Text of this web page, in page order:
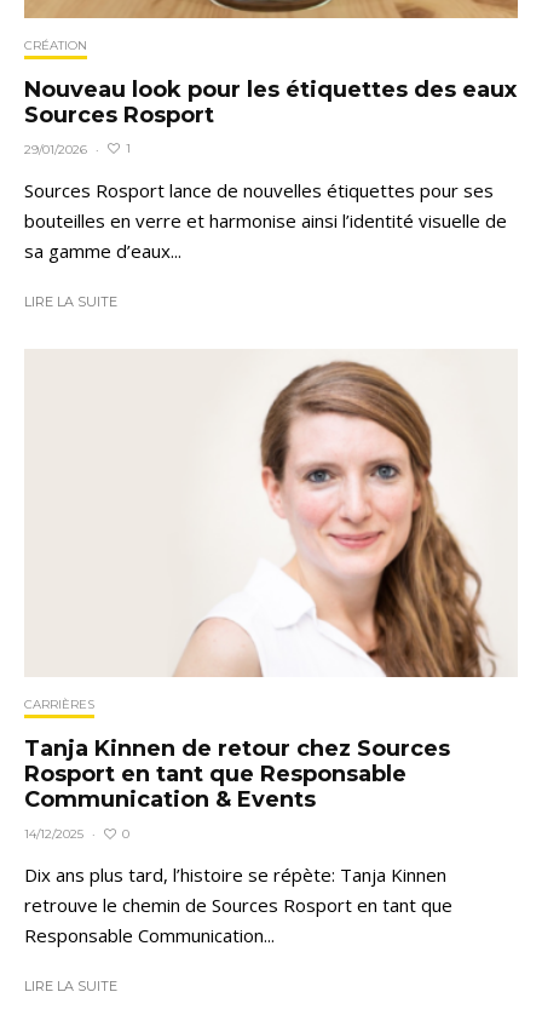
CRÉATION
Nouveau look pour les étiquettes des eaux
Sources Rosport
29/01/2026 · 1
Sources Rosport lance de nouvelles étiquettes pour ses
bouteilles en verre et harmonise ainsi l’identité visuelle de
sa gamme d’eaux...
LIRE LA SUITE
CARRIÈRES
Tanja Kinnen de retour chez Sources
Rosport en tant que Responsable
Communication & Events
14/12/2025 · 0
Dix ans plus tard, l’histoire se répète: Tanja Kinnen
retrouve le chemin de Sources Rosport en tant que
Responsable Communication...
LIRE LA SUITE